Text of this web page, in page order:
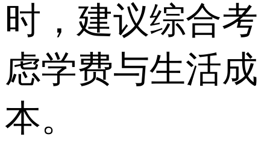
时，建议综合考
虑学费与生活成
本。